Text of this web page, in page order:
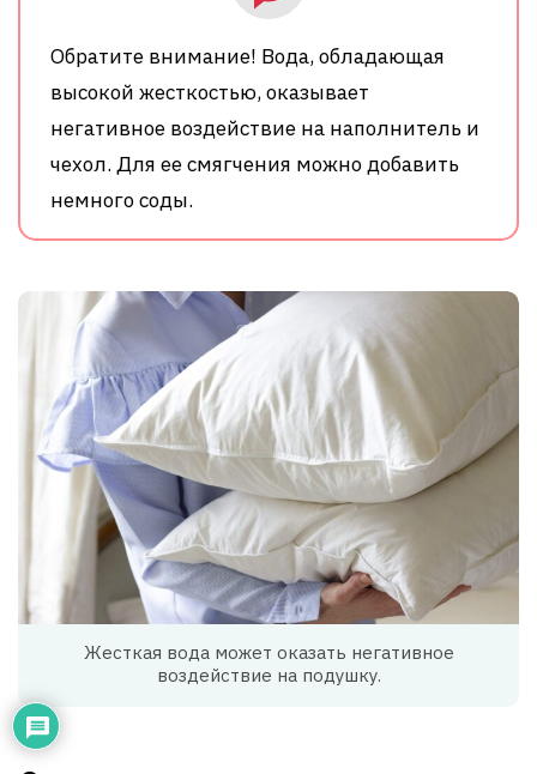
Обратите внимание! Вода, обладающая
высокой жесткостью, оказывает
негативное воздействие на наполнитель и
чехол. Для ее смягчения можно добавить
немного соды.
Жесткая вода может оказать негативное
воздействие на подушку.